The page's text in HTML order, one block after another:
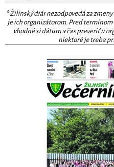
* Žilinský diár nezodpovedá za
je ich organizátorom. Pred
vhodné si dátum a čas preveriť u
niektoré je treba